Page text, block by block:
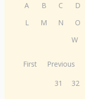
A B C D
L
M N O
W
First Previous
31
32